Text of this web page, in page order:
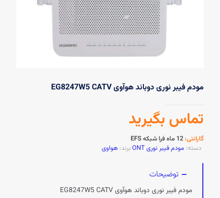
مودم فیبر نوری دوباند هوآوی EG8247W5 CATV
تماس بگیرید
گارانتی: 12 ماه فرا شبکه EFS
دسته: مودم فیبر نوری ONT برند: هواوی
توضیحات
مودم فیبر نوری دوباند هوآوی EG8247W5 CATV